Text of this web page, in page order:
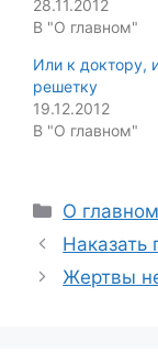
28.11.2012
В "О главном"
Или к доктору,
решетку
19.12.2012
В "О главном"
Categories
О главном
Наказать
Жертвы